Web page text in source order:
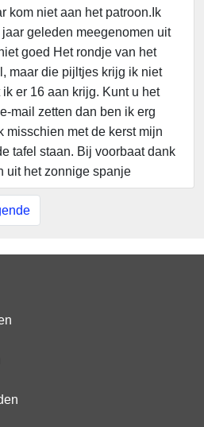
kom niet aan het patroon.Ik
geleden meegenomen uit
goed Het rondje van het
maar die pijltjes krijg ik niet
er 16 aan krijg. Kunt u het
mail zetten dan ben ik erg
misschien met de kerst mijn
tafel staan. Bij voorbaat dank
uit het zonnige spanje